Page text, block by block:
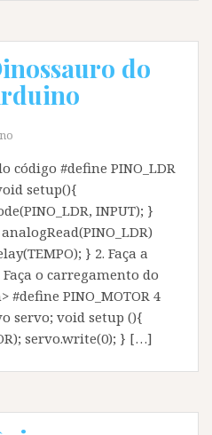
do
código #define PINO_LDR
setup(){
INPUT); }
} 2. Faça a
o carregamento do
#define PINO_MOTOR 4
servo; void setup (){
servo.write(0); } […]